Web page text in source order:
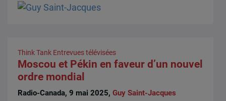
Think Tank Entrevues télévisées
Moscou et Pékin en faveur d’un nouvel
ordre mondial
Radio-Canada, 9 mai 2025,Guy Saint-Jacques